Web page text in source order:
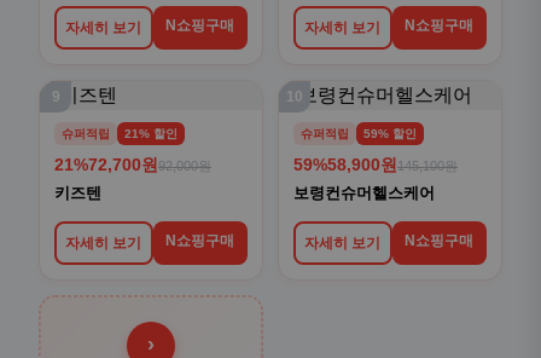
자세히 보기 N쇼핑구매 자세히 보기 N쇼핑구매
9
슈퍼적립 21% 할인
21%72,700원 92,000원
키즈텐
자세히 보기 N쇼핑구매
10
슈퍼적립 59% 할인
59%58,900원 145,100원
보령컨슈머헬스케어
자세히 보기 N쇼핑구매
›